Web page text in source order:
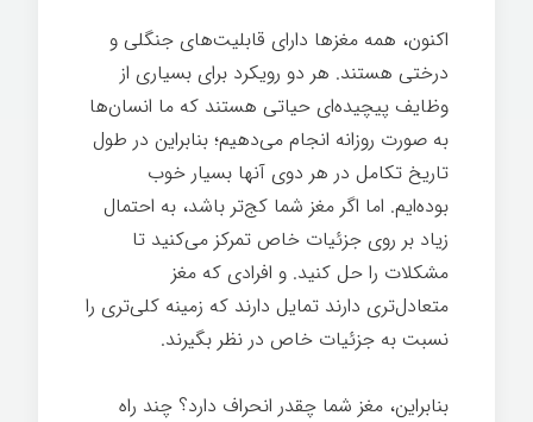
اکنون، همه مغزها دارای قابلیت‌های جنگلی و
درختی هستند. هر دو رویکرد برای بسیاری از
وظایف پیچیده‌ای حیاتی هستند که ما انسان‌ها
به صورت روزانه انجام می‌دهیم؛ بنابراین در طول
تاریخ تکامل در هر دوی آنها بسیار خوب
بوده‌ایم. اما اگر مغز شما کج‌تر باشد، به احتمال
زیاد بر روی جزئیات خاص تمرکز می‌کنید تا
مشکلات را حل کنید. و افرادی که مغز
متعادل‌تری دارند تمایل دارند که زمینه کلی‌تری را
نسبت به جزئیات خاص در نظر بگیرند.
بنابراین، مغز شما چقدر انحراف دارد؟ چند راه